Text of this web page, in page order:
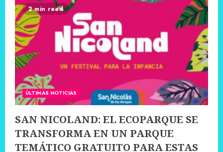
2 min read
ÚLTIMAS NOTICIAS
SAN NICOLAND: EL ECOPARQUE SE
TRANSFORMA EN UN PARQUE
TEMÁTICO GRATUITO PARA ESTAS